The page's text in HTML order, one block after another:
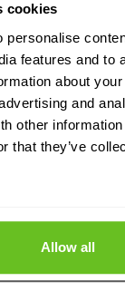
cookies
personalise
features and to
about
and
other information
that they’ve
Allow all
avant que les
soient affectés.
de
l'ère mobile-
et la